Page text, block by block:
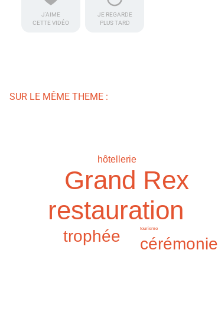
J'AIME
CETTE VIDÉO
JE REGARDE
PLUS TARD
SUR LE MÊME THEME :
restauration
Grand Rex
trophée cérémonie
hôtellerie
tourisme